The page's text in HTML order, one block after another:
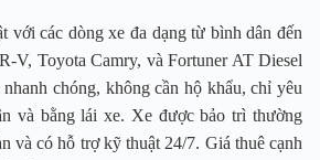
các dòng xe đa dạng từ bình dân đến
V, Toyota Camry, và Fortuner AT Diesel
chóng, không cần hộ khẩu, chỉ yêu
và bằng lái xe. Xe được bảo trì thường
và có hỗ trợ kỹ thuật 24/7. Giá thuê cạnh